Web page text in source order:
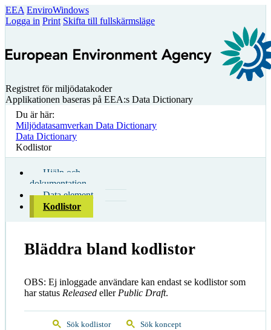
EEA EnviroWindows
Logga in Print Skifta till fullskärmsläge
Registret för miljödatakoder
Applikationen baseras på EEA:s Data Dictionary
Du är här:
Miljödatasamverkan Data Dictionary
Data Dictionary
Kodlistor
Hjälp och
dokumentation
Data element
Kodlistor
Bläddra bland kodlistor
OBS: Ej inloggade användare kan endast se kodlistor som
har status Released eller Public Draft.
Sök kodlistor Sök koncept